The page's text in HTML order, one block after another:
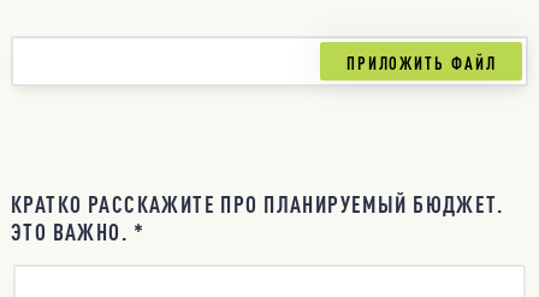
КРАТКО РАССКАЖИТЕ ПРО ПЛАНИРУЕМЫЙ БЮДЖЕТ.
ЭТО ВАЖНО. *